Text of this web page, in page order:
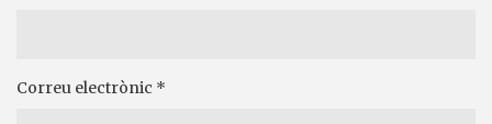
Correu electrònic *